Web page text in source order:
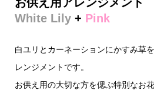
White Lily+ Pink
白ユリとカーネーションにかすみ草
レンジメントです。
お供え用の大切な方を偲ぶ特別なお花